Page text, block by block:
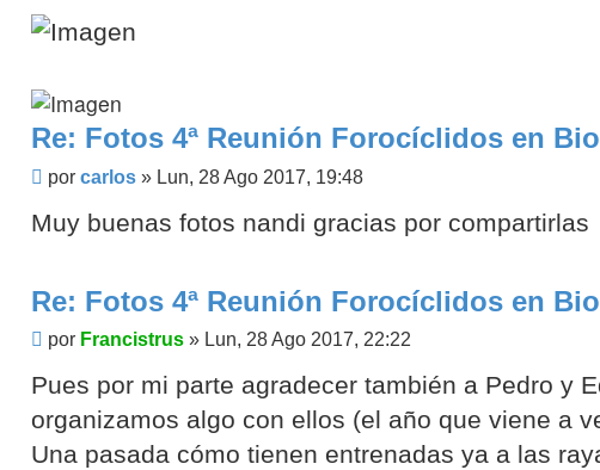
Re: Fotos 4ª Reunión Forocíclidos en
Mensaje
por carlos» Lun, 28 Ago 2017, 19:48
Muy buenas fotos nandi gracias por compartirlas
Contactar
Francistrus
Re: Fotos 4ª Reunión Forocíclidos en
Mensaje
por Francistrus» Lun, 28 Ago 2017, 22:22
Pues por mi parte agradecer también a Pedro y
organizamos algo con ellos (el año que viene a
Una pasada cómo tienen entrenadas ya a las